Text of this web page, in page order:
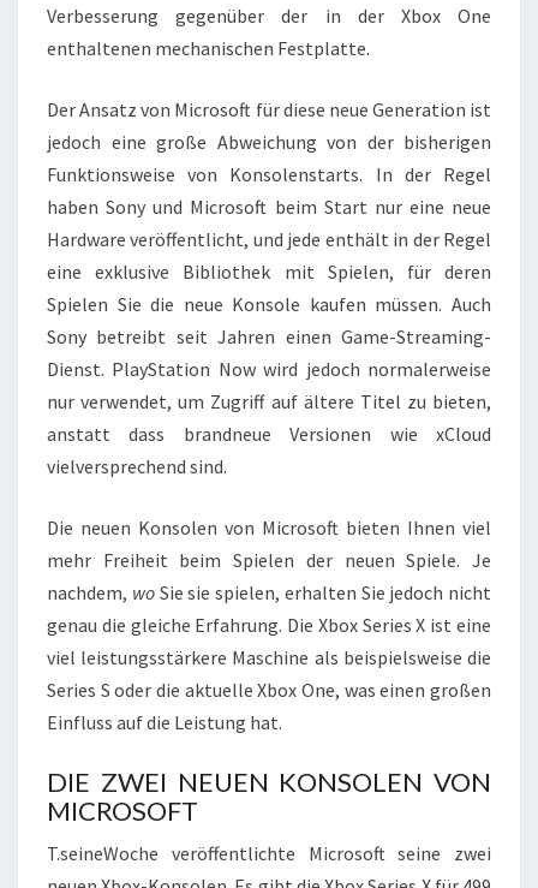
Verbesserung gegenüber der in der Xbox One
enthaltenen mechanischen Festplatte.
Der Ansatz von Microsoft für diese neue Generation ist
jedoch eine große Abweichung von der bisherigen
Funktionsweise von Konsolenstarts. In der Regel
haben Sony und Microsoft beim Start nur eine neue
Hardware veröffentlicht, und jede enthält in der Regel
eine exklusive Bibliothek mit Spielen, für deren
Spielen Sie die neue Konsole kaufen müssen. Auch
Sony betreibt seit Jahren einen Game-Streaming-
Dienst. PlayStation Now wird jedoch normalerweise
nur verwendet, um Zugriff auf ältere Titel zu bieten,
anstatt dass brandneue Versionen wie xCloud
vielversprechend sind.
Die neuen Konsolen von Microsoft bieten Ihnen viel
mehr Freiheit beim Spielen der neuen Spiele. Je
nachdem, woSie sie spielen, erhalten Sie jedoch nicht
genau die gleiche Erfahrung. Die Xbox Series X ist eine
viel leistungsstärkere Maschine als beispielsweise die
Series S oder die aktuelle Xbox One, was einen großen
Einfluss auf die Leistung hat.
DIE ZWEI NEUEN KONSOLEN VON
MICROSOFT
T.seineD
Woche veröffentlichte Microsoft seine zwei